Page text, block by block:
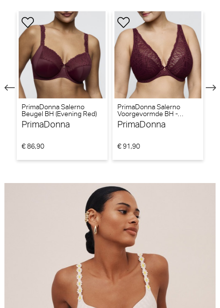
PrimaDonna Salerno
Beugel BH (Evening Red)
PrimaDonna
€ 86,90
PrimaDonna Salerno
Voorgevormde BH -
Triangel BH (Evening Red)
PrimaDonna
€ 91,90